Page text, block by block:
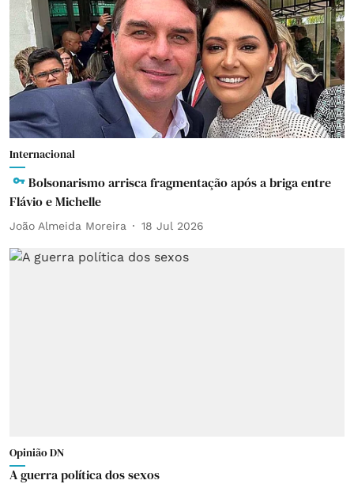
Internacional
Bolsonarismo arrisca fragmentação após a briga entre
Flávio e Michelle
João Almeida Moreira 18 Jul 2026
Opinião DN
A guerra política dos sexos